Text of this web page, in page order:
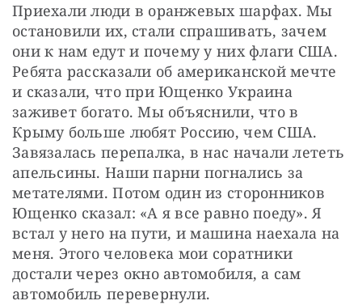
Приехали люди в оранжевых шарфах. Мы
остановили их, стали спрашивать, зачем
они к нам едут и почему у них флаги США.
Ребята рассказали об американской мечте
и сказали, что при Ющенко Украина
заживет богато. Мы объяснили, что в
Крыму больше любят Россию, чем США.
Завязалась перепалка, в нас начали лететь
апельсины. Наши парни погнались за
метателями. Потом один из сторонников
Ющенко сказал: «А я все равно поеду». Я
встал у него на пути, и машина наехала на
меня. Этого человека мои соратники
достали через окно автомобиля, а сам
автомобиль перевернули.